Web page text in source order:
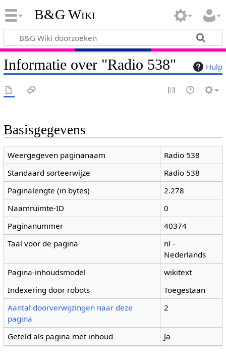
B&G Wiki
Hulp
Informatie over "Radio 538"
Basisgegevens
Weergegeven paginanaam
Radio 538
Standaard sorteerwijze
Radio 538
Paginalengte (in bytes)
2.278
Naamruimte-ID
0
Paginanummer
40374
Taal voor de pagina
nl -
Nederlands
Pagina-inhoudsmodel
wikitext
Indexering door robots
Toegestaan
Aantal doorverwijzingen naar deze
pagina
2
Geteld als pagina met inhoud Ja